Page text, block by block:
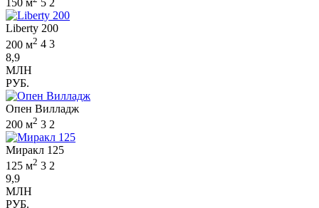
150 м
5 2
Liberty 200
200 м2 4 3
8,9
МЛН
РУБ.
Опен Вилладж
200 м2 3 2
Миракл 125
125 м2 3 2
9,9
МЛН
РУБ.